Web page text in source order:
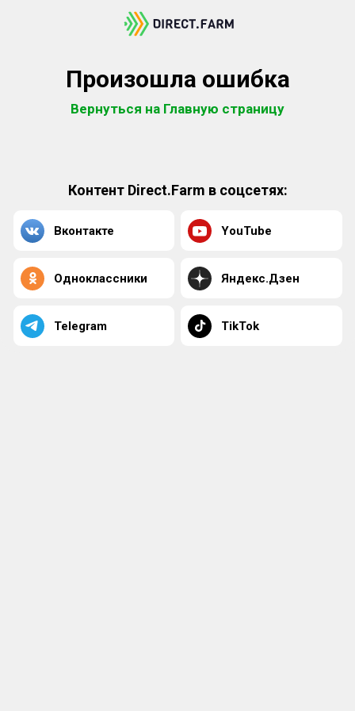
Произошла ошибка
Вернуться на Главную страницу
Контент Direct.Farm в соцсетях:
Вконтакте YouTube
Одноклассники Яндекс.Дзен
Telegram TikTok